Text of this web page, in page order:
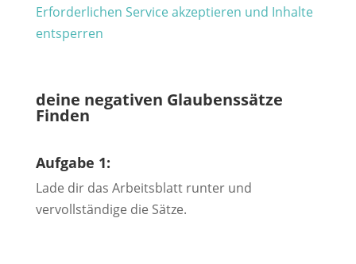
Erforderlichen Service akzeptieren und Inhalte
entsperren
deine negativen Glaubenssätze
Finden
Aufgabe 1:
Lade dir das Arbeitsblatt runter und
vervollständige die Sätze.